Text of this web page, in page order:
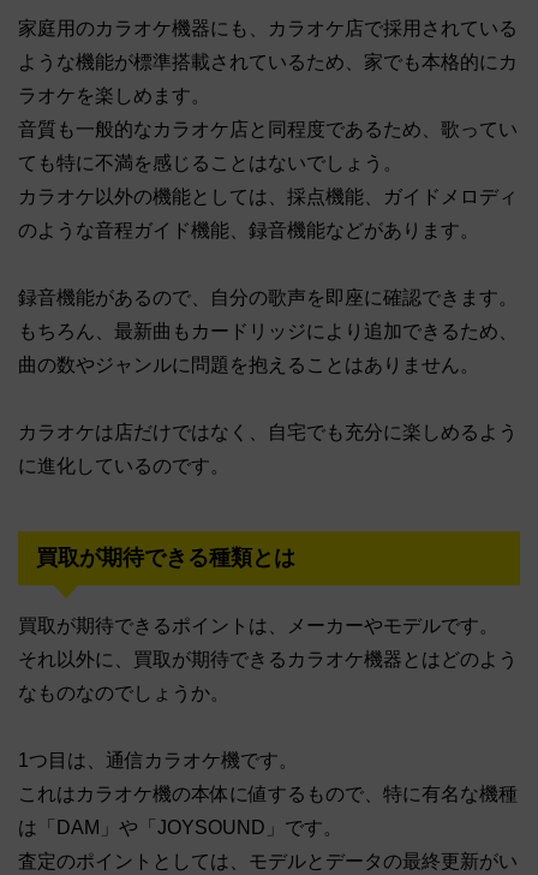
家庭用のカラオケ機器にも、カラオケ店で採用されている
ような機能が標準搭載されているため、家でも本格的にカ
ラオケを楽しめます。
音質も一般的なカラオケ店と同程度であるため、歌ってい
ても特に不満を感じることはないでしょう。
カラオケ以外の機能としては、採点機能、ガイドメロディ
のような音程ガイド機能、録音機能などがあります。
録音機能があるので、自分の歌声を即座に確認できます。
もちろん、最新曲もカードリッジにより追加できるため、
曲の数やジャンルに問題を抱えることはありません。
カラオケは店だけではなく、自宅でも充分に楽しめるよう
に進化しているのです。
買取が期待できる種類とは
買取が期待できるポイントは、メーカーやモデルです。
それ以外に、買取が期待できるカラオケ機器とはどのよう
なものなのでしょうか。
1つ目は、通信カラオケ機です。
これはカラオケ機の本体に値するもので、特に有名な機種
は「DAM」や「JOYSOUND」です。
査定のポイントとしては、モデルとデータの最終更新がい